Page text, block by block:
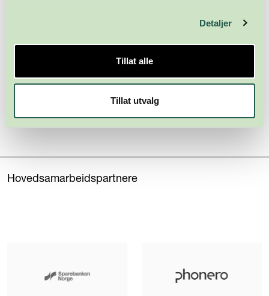
Detaljer
Tillat alle
Tillat utvalg
Hovedsamarbeidspartnere